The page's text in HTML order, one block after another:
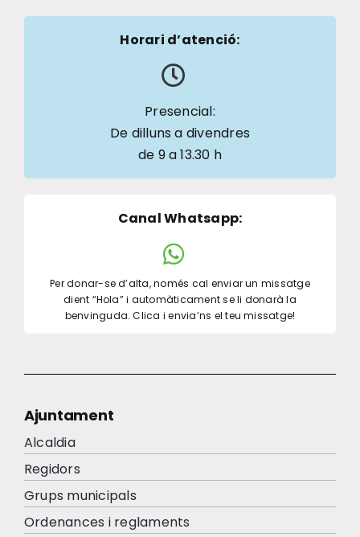
Horari d’atenció:
Presencial:
De dilluns a divendres
de 9 a 13.30 h
Canal Whatsapp:
Per donar-se d’alta, només cal enviar un missatge
dient “Hola” i automàticament se li donarà la
benvinguda. Clica i envia’ns el teu missatge!
Ajuntament
Alcaldia
Regidors
Grups municipals
Ordenances i reglaments